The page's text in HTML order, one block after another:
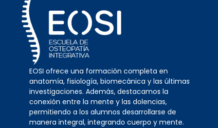
EOSI ofrece una formación completa en
anatomía, fisiología, biomecánica y las últimas
investigaciones. Además, destacamos la
conexión entre la mente y las dolencias,
permitiendo a los alumnos desarrollarse de
manera integral, integrando cuerpo y mente.